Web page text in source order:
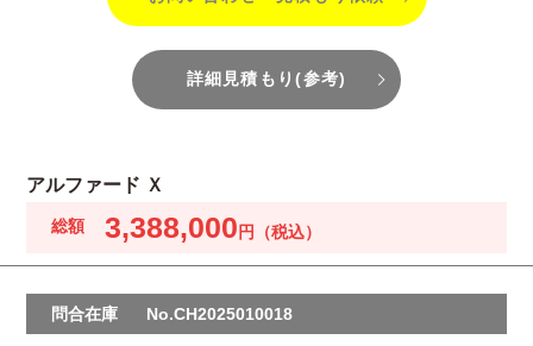
詳細見積もり(参考)
アルファード Ｘ
3,388,000
問合在庫 No.CH2025010018